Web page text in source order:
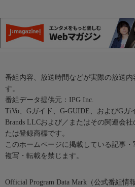
番組内容、放送時間などが実際の放送
す。
番組データ提供元：IPG Inc.
TiVo、Gガイド、G-GUIDE、およびGガ
Brands LLCおよび／またはその関連会
たは登録商標です。
このホームページに掲載している記事
複写・転載を禁じます。
Official Program Data Mark（公式番組情